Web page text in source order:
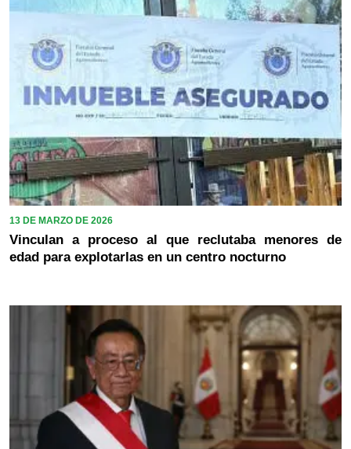
13 DE MARZO DE 2026
Vinculan a proceso al que reclutaba menores de
edad para explotarlas en un centro nocturno